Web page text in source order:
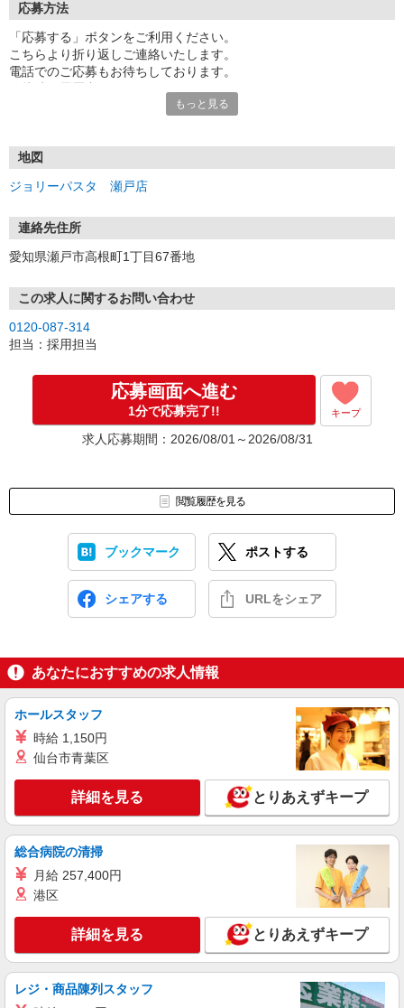
応募方法
「応募する」ボタンをご利用ください。
こちらより折り返しご連絡いたします。
電話でのご応募もお待ちしております。
もっと見る
地図
ジョリーパスタ 瀬戸店
連絡先住所
愛知県瀬戸市高根町1丁目67番地
この求人に関するお問い合わせ
0120-087-314
担当：採用担当
応募画面へ進む
1分で応募完了!! キープ
求人応募期間：2026/08/01～2026/08/31
閲覧履歴を見る
ブックマーク ポストする
シェアする URLをシェア
あなたにおすすめの求人情報
ホールスタッフ
時給 1,150円
仙台市青葉区
詳細を見る とりあえずキープ
総合病院の清掃
月給 257,400円
港区
詳細を見る とりあえずキープ
レジ・商品陳列スタッフ